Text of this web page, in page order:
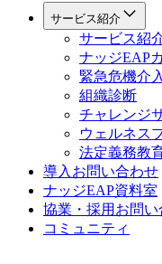
サービス紹介
サービス紹
ナッジEAP
緊急危機介入
組織診断
チャレンジ
ウェルネス
法定義務教
導入お問い合わせ
ナッジEAP資料室
協業・採用お問い
コミュニティ